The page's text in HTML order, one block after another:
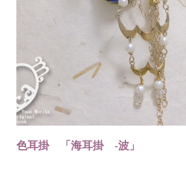
色耳掛 「海耳掛 -波」